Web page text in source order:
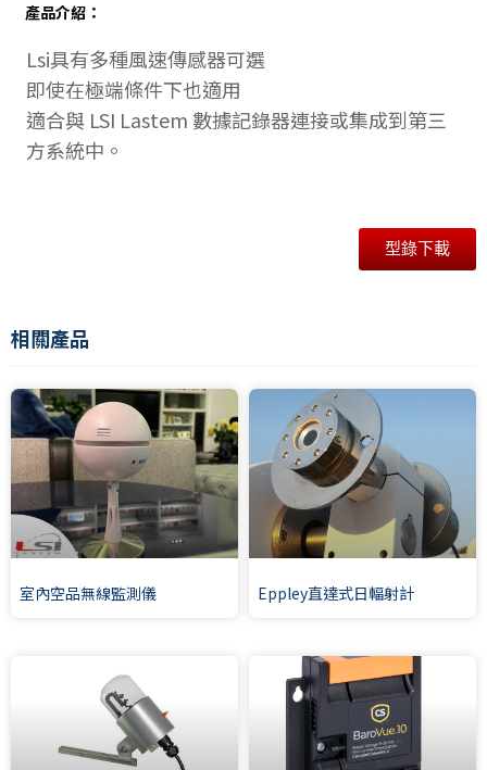
產品介紹：
Lsi具有多種風速傳感器可選
即使在極端條件下也適用
適合與 LSI Lastem 數據記錄器連接或集成到第三
方系統中。
型錄下載
相關產品
室內空品無線監測儀 Eppley直達式日輻射計